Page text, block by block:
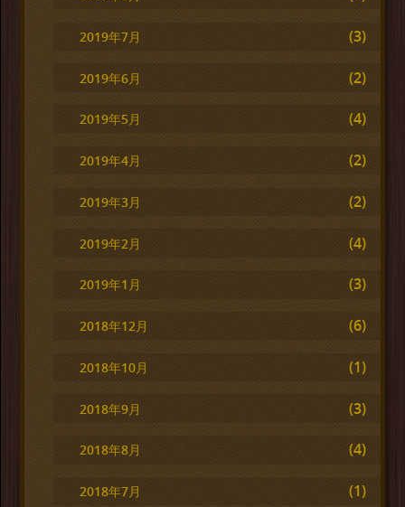
2019年7月 (3)
2019年6月 (2)
2019年5月 (4)
2019年4月 (2)
2019年3月 (2)
2019年2月 (4)
2019年1月 (3)
2018年12月 (6)
2018年10月 (1)
2018年9月 (3)
2018年8月 (4)
2018年7月 (1)